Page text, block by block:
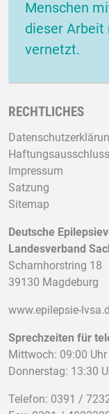
Menschen
dieser Arbeit
vernetzt.
RECHTLICHES
Haftungsausschluss
Impressum
Satzung
Sitemap
Deutsche
Landesverband
Scharnhorstring 18
39130 Magdeburg
www.epilepsie-
Sprechzeiten für
Mittwoch: 09:00
Donnerstag: 13:30
Telefon: 0391 /